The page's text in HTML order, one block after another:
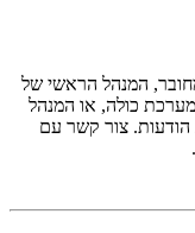
המנהל הראשי של
כולה, או המנהל
צור קשר עם